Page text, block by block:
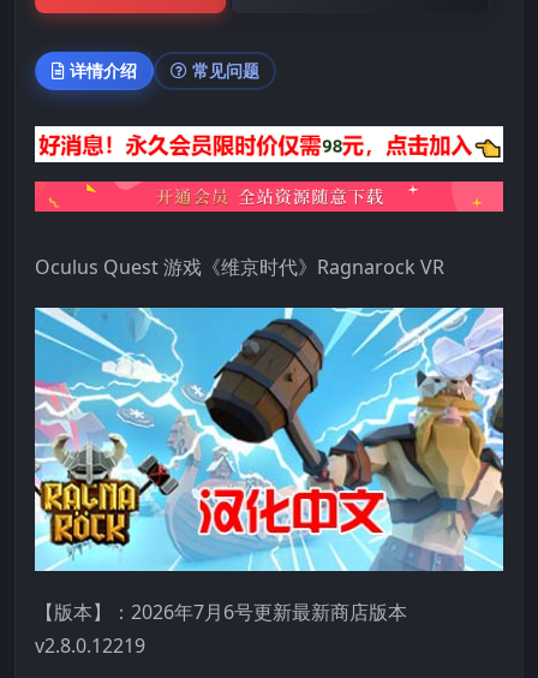
详情介绍 常见问题
Oculus Quest 游戏《维京时代》Ragnarock VR
【版本】：2026年7月6号更新最新商店版本
v2.8.0.12219